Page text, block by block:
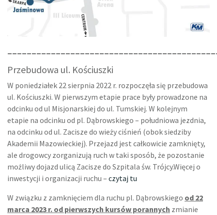
Przebudowa ul. Kościuszki
W poniedziałek 22 sierpnia 2022 r. rozpoczęła się przebudowa
ul. Kościuszki. W pierwszym etapie prace były prowadzone na
odcinku od ul Misjonarskiej do ul. Tumskiej. W kolejnym
etapie na odcinku od pl. Dąbrowskiego – południowa jezdnia,
na odcinku od ul. Zacisze do wieży ciśnień (obok siedziby
Akademii Mazowieckiej). Przejazd jest całkowicie zamknięty,
ale drogowcy zorganizują ruch w taki sposób, że pozostanie
możliwy dojazd ulicą Zacisze do Szpitala św. Trójcy.Więcej o
inwestycji i organizacji ruchu – czytaj tu
W związku z zamknięciem dla ruchu pl. Dąbrowskiego od 22
marca 2023 r. od pierwszych kursów porannych zmianie